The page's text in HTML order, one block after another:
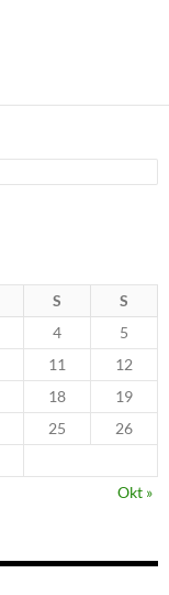
S
S
4
5
11
12
18
19
25
26
Okt »